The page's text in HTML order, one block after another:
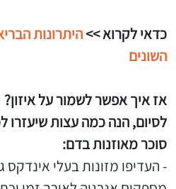
כדאי לקרוא >>היתרונות
השונים
אז איך אפשר לשמור על איזון?
לסיום, הנה כמה עצות שיעזרו
סוכר מאוזנות בדם:
- העדיפו מזונות בעלי אינדקס